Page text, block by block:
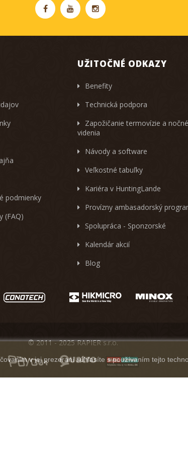
podmienky
(FAQ)
UŽITOČNÉ ODKAZY
Benefity
Technická podpora
Zapožičanie termovízie a
videnia
Návody a software
Veľkostné tabuľky
Kariéra v HuntingLande
Provízny ambasadorský
Spolupráca - Sponzorské
Kalendár akcií
Blog
v jej prezeraní súhlasíte s používaním tejto
© 2011 - 2025 RAPIER s.r.o.